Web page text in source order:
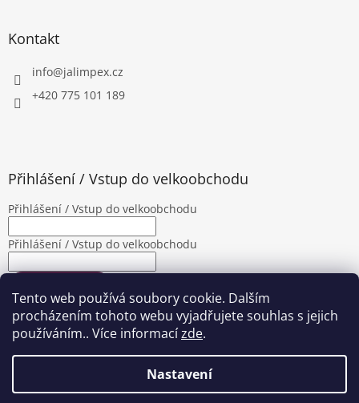
Tento web používá soubory cookie. Dalším
procházením tohoto webu vyjadřujete souhlas s jejich
používáním.. Více informacízde.
Nastavení
Kontakt
info@jalimpex.cz
+420 775 101 189
Přihlášení / Vstup do velkoobchodu
Přihlášení / Vstup do velkoobchodu
Přihlášení / Vstup do velkoobchodu
Nová registrace Zapomenuté heslo
Vytvořil Shoptet|Upravila Shopea.cz